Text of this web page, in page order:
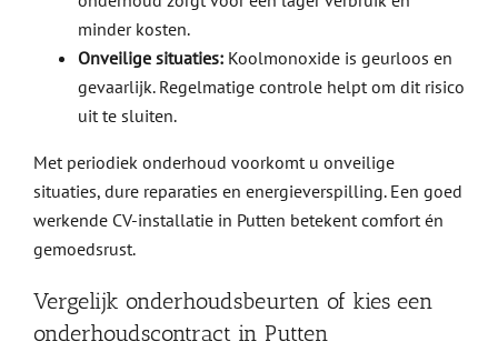
minder kosten.
Onveilige situaties:Koolmonoxide is geurloos en
gevaarlijk. Regelmatige controle helpt om dit risico
uit te sluiten.
Met periodiek onderhoud voorkomt u onveilige
situaties, dure reparaties en energieverspilling. Een goed
werkende CV-installatie in Putten betekent comfort én
gemoedsrust.
Vergelijk onderhoudsbeurten of kies een
onderhoudscontract in Putten